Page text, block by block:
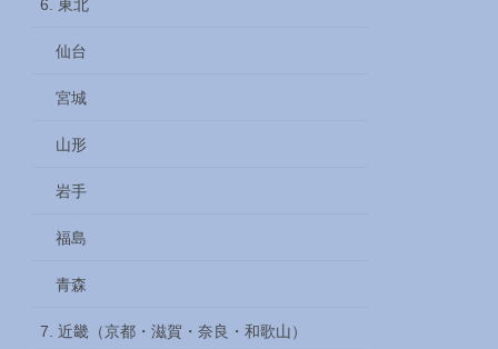
6. 東北
仙台
宮城
山形
岩手
福島
青森
7. 近畿（京都・滋賀・奈良・和歌山）